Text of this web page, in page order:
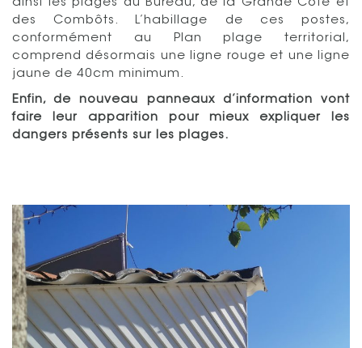
ainsi les plages du Bureau, de la Grande Côte et
des Combôts. L’habillage de ces postes,
conformément au Plan plage territorial,
comprend désormais une ligne rouge et une ligne
jaune de 40cm minimum.
Enfin, de nouveau panneaux d’information vont
faire leur apparition pour mieux expliquer les
dangers présents sur les plages.